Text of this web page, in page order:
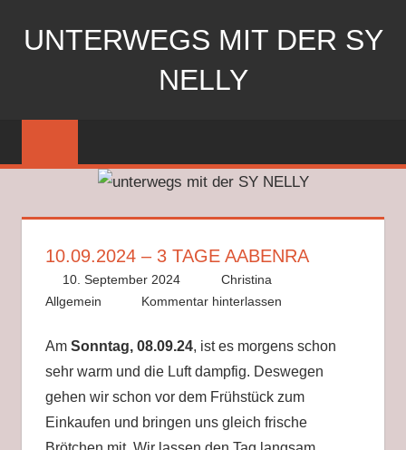
UNTERWEGS MIT DER SY
NELLY
10.09.2024 – 3 TAGE AABENRA
10. September 2024
Christina
Allgemein
Kommentar hinterlassen
Am Sonntag, 08.09.24, ist es morgens schon
sehr warm und die Luft dampfig. Deswegen
gehen wir schon vor dem Frühstück zum
Einkaufen und bringen uns gleich frische